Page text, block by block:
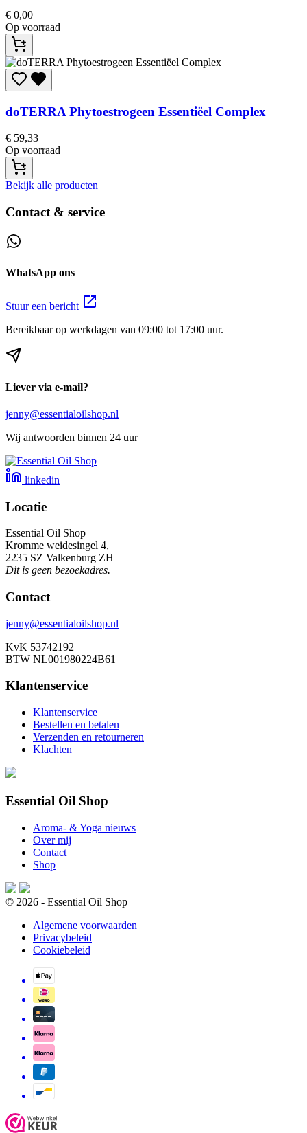
€ 0,00
Op voorraad
doTERRA Phytoestrogeen Essentiëel Complex
€ 59,33
Op voorraad
Bekijk alle producten
Contact & service
WhatsApp ons
Stuur een bericht
Bereikbaar op werkdagen van 09:00 tot 17:00 uur.
Liever via e-mail?
jenny@essentialoilshop.nl
Wij antwoorden binnen 24 uur
linkedin
Locatie
Essential Oil Shop
Kromme weidesingel 4,
2235 SZ Valkenburg ZH
Dit is geen bezoekadres.
Contact
jenny@essentialoilshop.nl
KvK 53742192
BTW NL001980224B61
Klantenservice
Klantenservice
Bestellen en betalen
Verzenden en retourneren
Klachten
Essential Oil Shop
Aroma- & Yoga nieuws
Over mij
Contact
Shop
© 2026 - Essential Oil Shop
Algemene voorwaarden
Privacybeleid
Cookiebeleid